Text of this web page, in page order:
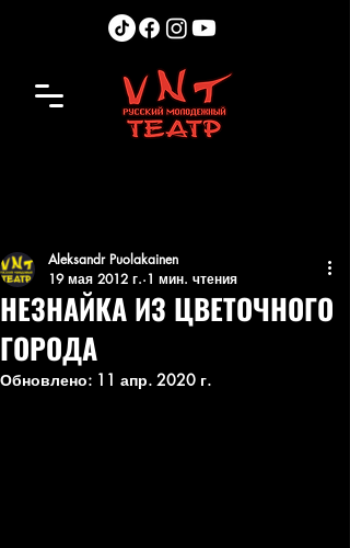
НЕЗНАЙКА ИЗ ЦВЕТОЧНОГО
ГОРОДА
Aleksandr Puolakainen
19 мая 2012 г. 1 мин. чтения
Обновлено: 11 апр. 2020 г.